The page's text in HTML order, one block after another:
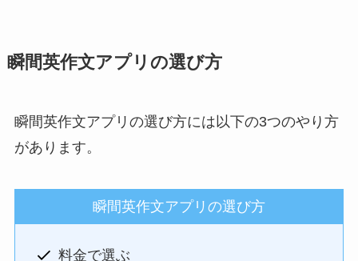
瞬間英作文アプリの選び方
瞬間英作文アプリの選び方には以下の3つのやり方
があります。
瞬間英作文アプリの選び方
料金で選ぶ